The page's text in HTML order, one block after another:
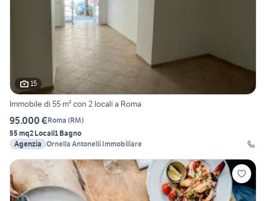
15
Immobile di 55 m² con 2 locali a Roma
95.000 €Roma (RM)
55 mq2 Locali1 Bagno
Agenzia Ornella Antonelli Immobiliare